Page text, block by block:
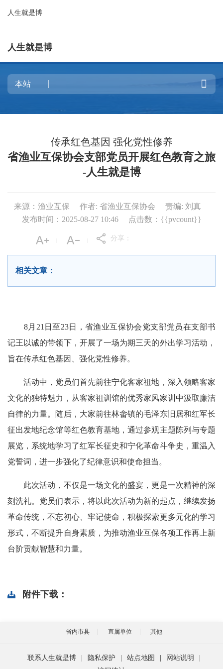
人生就是博
人生就是博

传承红色基因 强化党性修养
省渔业互保协会支部党员开展红色教育之旅
-人生就是博
来源：渔业互保 作者: 省渔业互保协会
责编: 刘真
发布时间：2025-08-27 10:46
点击数：{{pvcount}}
分享：
相关文章：
8月21日至23日，省渔业互保协会党支部党员在支部书
记王以诚的带领下，开展了一场为期三天的外出学习活动，
旨在传承红色基因、强化党性修养。
活动中，党员们首先前往宁化客家祖地，深入领略客家
文化的独特魅力，从客家祖训馆的优秀家风家训中汲取廉洁
自律的力量。随后，大家前往林畲镇的毛泽东旧居和红军长
征出发地纪念馆等红色教育基地，通过参观主题陈列与专题
展览，系统地学习了红军长征史和宁化革命斗争史，重温入
党誓词，进一步强化了纪律意识和使命担当。
此次活动，不仅是一场文化的盛宴，更是一次精神的深
刻洗礼。党员们表示，将以此次活动为新的起点，继续发扬
革命传统，不忘初心、牢记使命，积极探索更多元化的学习
形式，不断提升自身素质，为推动渔业互保各项工作再上新
台阶贡献智慧和力量。
附件下载：
省内市县 直属单位 其他
联系人生就是博 隐私保护 站点地图 网站说明